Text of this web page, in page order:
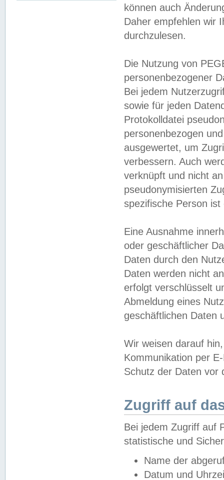
können auch
Daher empfehlen wir
durchzulesen.
Die Nutzung von
personenbezogener
Bei jedem
sowie für jeden
Protokolldatei
personenbezogen
ausgewertet, um
verbessern. Auch
verknüpft und nicht
pseudonymisierten
spezifische Person
Eine Ausnahme
oder geschäftlicher
Daten durch den
Daten werden nicht
erfolgt verschlüsselt
Abmeldung eines
geschäftlichen Daten
Wir weisen darauf
Kommunikation per
Schutz der Daten vor
Zugriff auf
Bei jedem Zugriff auf
statistische und
Name der
Datum und